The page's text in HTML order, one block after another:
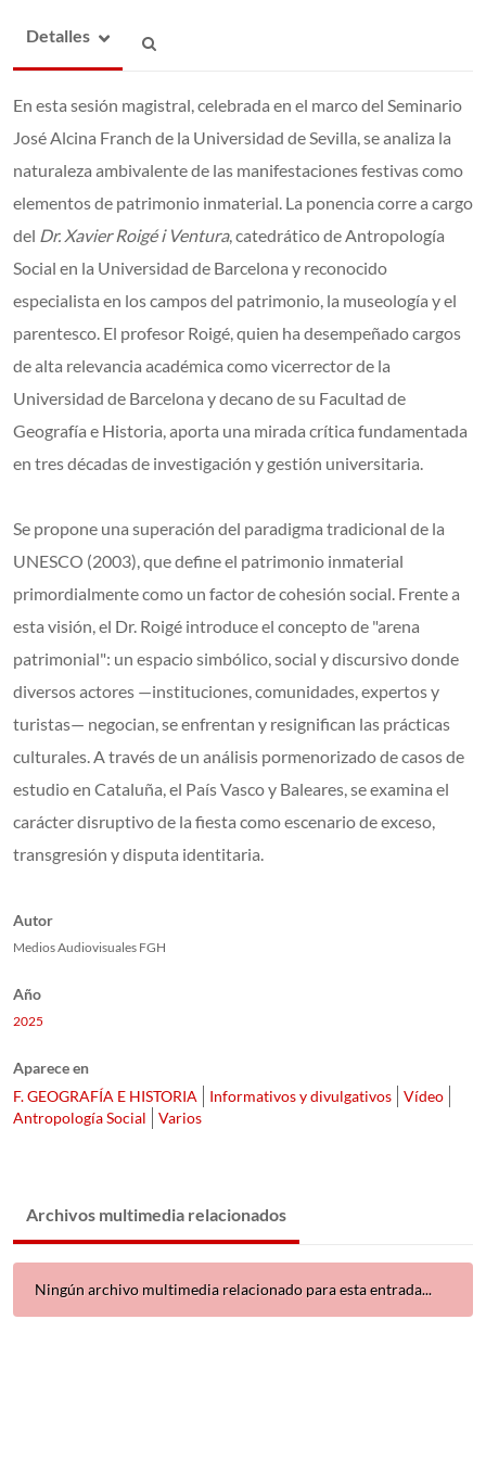
Detalles
En esta sesión magistral, celebrada en el marco del Seminario
José Alcina Franch de la Universidad de Sevilla, se analiza la
naturaleza ambivalente de las manifestaciones festivas como
elementos de patrimonio inmaterial. La ponencia corre a cargo
del Dr. Xavier Roigé i Ventura, catedrático de Antropología
Social en la Universidad de Barcelona y reconocido
especialista en los campos del patrimonio, la museología y el
parentesco. El profesor Roigé, quien ha desempeñado cargos
de alta relevancia académica como vicerrector de la
Universidad de Barcelona y decano de su Facultad de
Geografía e Historia, aporta una mirada crítica fundamentada
en tres décadas de investigación y gestión universitaria.
Se propone una superación del paradigma tradicional de la
UNESCO (2003), que define el patrimonio inmaterial
primordialmente como un factor de cohesión social. Frente a
esta visión, el Dr. Roigé introduce el concepto de "arena
patrimonial": un espacio simbólico, social y discursivo donde
diversos actores —instituciones, comunidades, expertos y
turistas— negocian, se enfrentan y resignifican las prácticas
culturales. A través de un análisis pormenorizado de casos de
estudio en Cataluña, el País Vasco y Baleares, se examina el
carácter disruptivo de la fiesta como escenario de exceso,
transgresión y disputa identitaria.
Autor
Medios Audiovisuales FGH
Año
2025
Aparece en
F. GEOGRAFÍA E HISTORIA
Informativos y divulgativos
Vídeo
Antropología Social
Varios
Archivos multimedia relacionados
Ningún archivo multimedia relacionado para esta entrada...